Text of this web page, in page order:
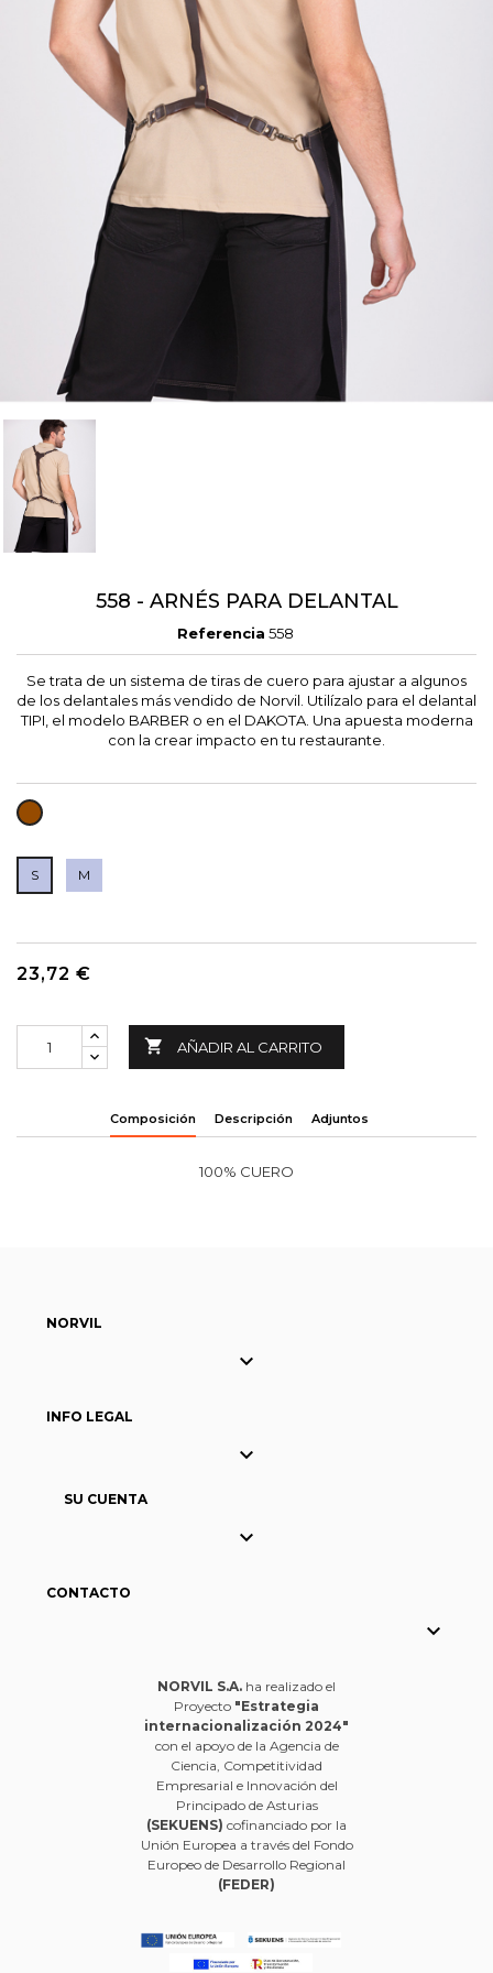
558 - ARNÉS PARA DELANTAL
Referencia 558
Se trata de un sistema de tiras de cuero para ajustar a algunos
de los delantales más vendido de Norvil. Utilízalo para el delantal
TIPI, el modelo BARBER o en el DAKOTA. Una apuesta moderna
con la crear impacto en tu restaurante.
MARRÓN
S M
23,72 €
 AÑADIR AL CARRITO
Composición Descripción Adjuntos
100% CUERO
NORVIL

INFO LEGAL

SU CUENTA

CONTACTO

Cancelar Crear lista de Favoritos
Cancelar Iniciar sesión
NORVIL S.A. ha realizado el
Proyecto "Estrategia
internacionalización 2024"
con el apoyo de la Agencia de
Ciencia, Competitividad
Empresarial e Innovación del
Principado de Asturias
(SEKUENS) cofinanciado por la
Unión Europea a través del Fondo
Europeo de Desarrollo Regional
(FEDER)